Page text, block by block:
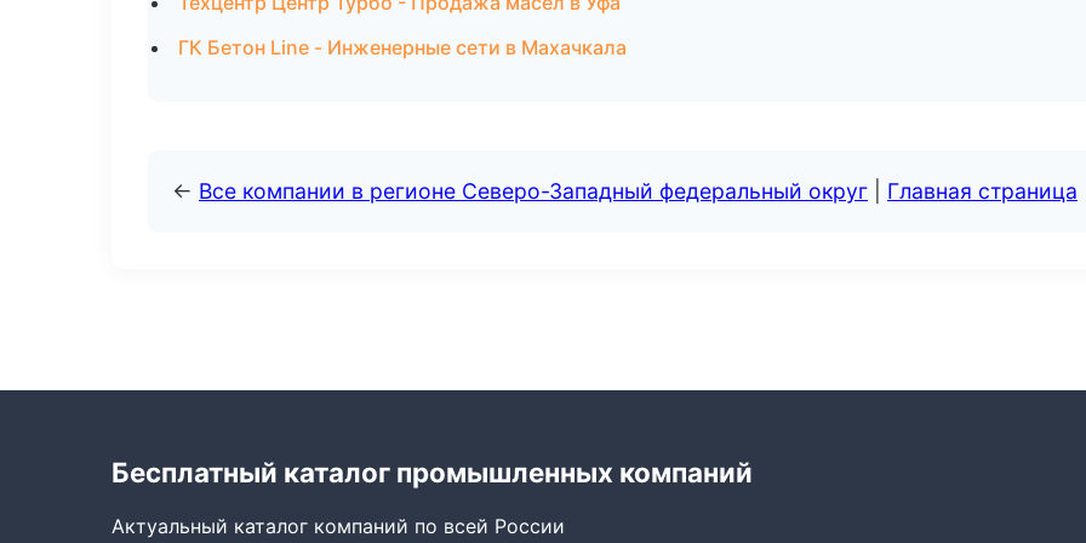
ГК Бетон Line - Инженерные сети в Махачкала
← Все компании в регионе Северо-Западный федеральный округ Главная страница
Бесплатный каталог промышленных компаний
Актуальный каталог компаний по всей России